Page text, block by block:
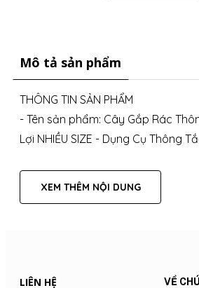
Mô tả sản phẩm
THÔNG TIN SẢN PHẨM
- Tên sản phẩm: Cây Gắp Rác
Lợi NHIỀU SIZE - Dụng Cụ Thông
- Kích thước : Loại 90cm và loại
được thiết kế với lò xo thép cơ
XEM THÊM NỘI DUNG
VỀ
LIÊN HỆ